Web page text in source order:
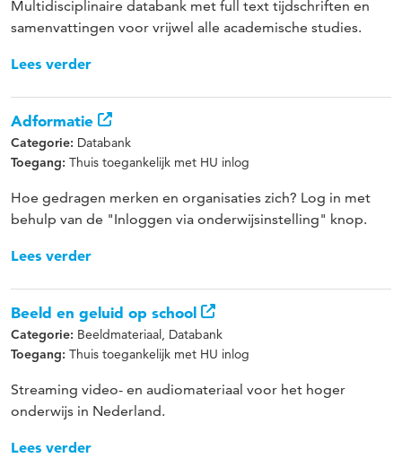
Multidisciplinaire databank met full text tijdschriften en
samenvattingen voor vrijwel alle academische studies.
Lees verder
Adformatie
Categorie: Databank
Toegang: Thuis toegankelijk met HU inlog
Hoe gedragen merken en organisaties zich? Log in met
behulp van de "Inloggen via onderwijsinstelling" knop.
Lees verder
Beeld en geluid op school
Categorie: Beeldmateriaal, Databank
Toegang: Thuis toegankelijk met HU inlog
Streaming video- en audiomateriaal voor het hoger
onderwijs in Nederland.
Lees verder